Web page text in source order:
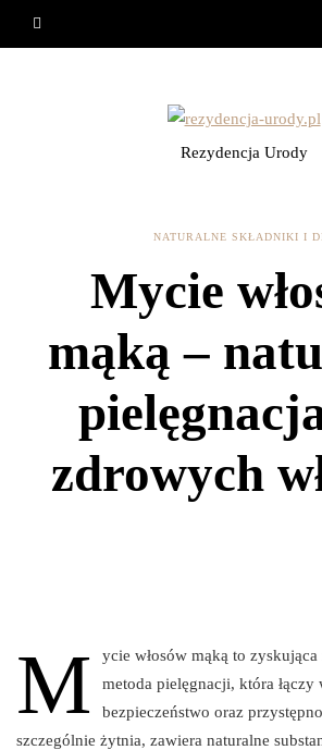
Rezydencja Urody
NATURALNE SKŁADNIKI I
Mycie
mąką –
zdrowych
M
ycie włosów mąką to
metoda pielęgnacji, która
bezpieczeństwo oraz
szczególnie żytnia, zawiera naturalne